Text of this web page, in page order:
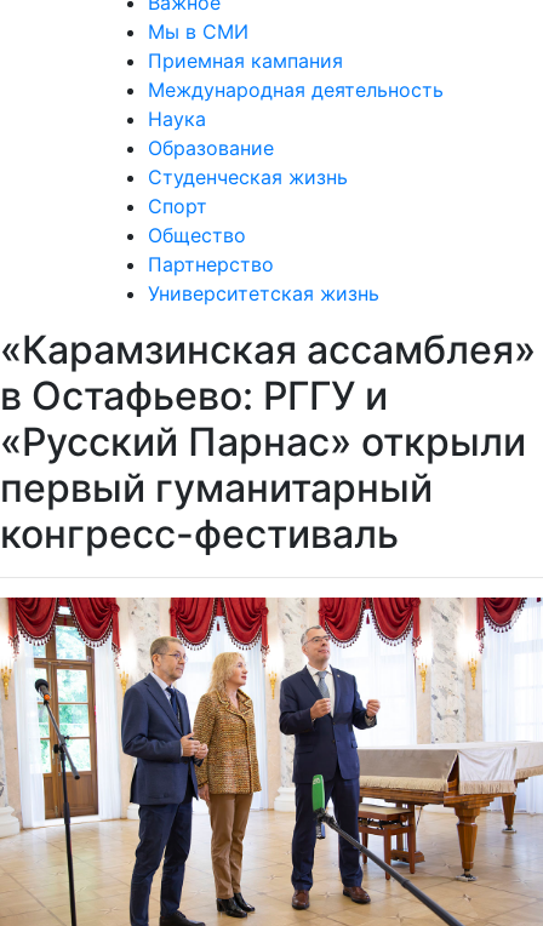
Мы в СМИ
Приемная кампания
Международная деятельность
Наука
Образование
Студенческая жизнь
Спорт
Общество
Партнерство
Университетская жизнь
«Карамзинская ассамблея»
в Остафьево: РГГУ и
«Русский Парнас» открыли
первый гуманитарный
конгресс-фестиваль